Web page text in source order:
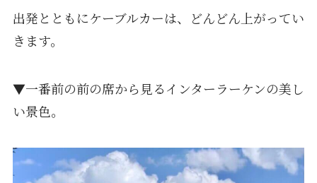
出発とともにケーブルカーは、どんどん上がってい
きます。
▼一番前の前の席から見るインターラーケンの美し
い景色。